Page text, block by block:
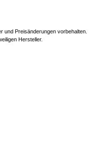
und Preisänderungen vorbehalten.
Hersteller.